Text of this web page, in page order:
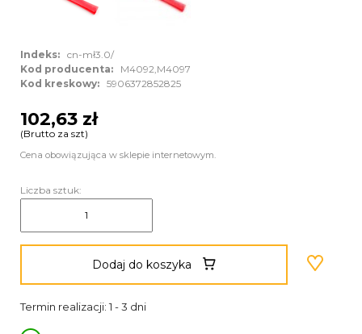
Indeks: cn-mł3.0/
Kod producenta:
M4092,M4097
Kod kreskowy: 5906372852825
102,63 zł
(Brutto za szt)
Cena obowiązująca w sklepie internetowym.
Liczba sztuk:
Dodaj do koszyka
Termin realizacji: 1 - 3 dni